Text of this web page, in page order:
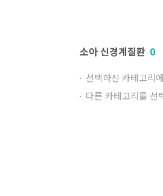
소아 신경계질환 0
선택하신 카테고리
다른 카테고리를 선